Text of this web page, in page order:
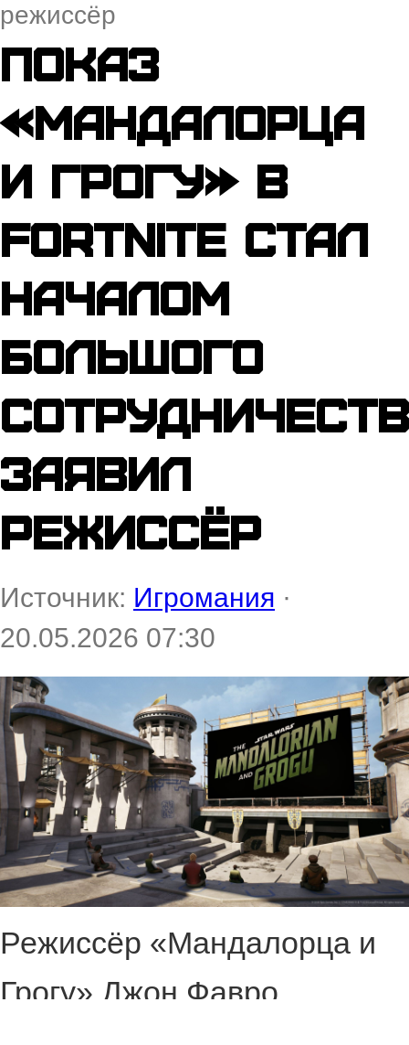
режиссёр
Показ
«Мандалорца
и Грогу» в
Fortnite стал
началом
большого
заявил
режиссёр
Источник: Игромания ·
20.05.2026 07:30
Режиссёр «Мандалорца и
Грогу» Джон Фавро